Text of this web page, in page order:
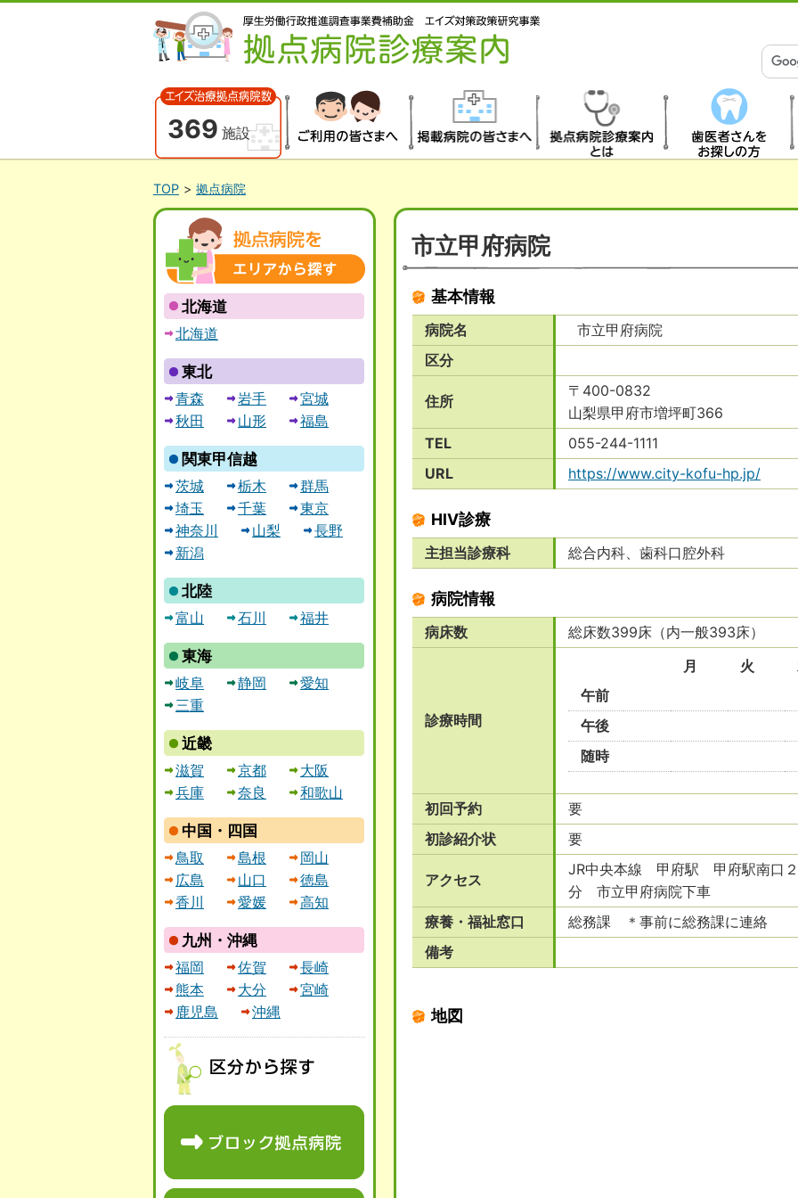
369 施設
TOP 拠点病院
市立甲府病院
基本情報
病院名
市立甲府病院
区分
住所
〒400-0832
山梨県甲府市増坪町366
TEL
055-244-1111
URL
https://www.city-kofu-hp.jp/
HIV診療
主担当診療科 総合内科、歯科口腔外科
病院情報
病床数 総床数399床（内一般393床）
診療時間
月 火
午前
午後
随時
初回予約
要
初診紹介状
要
アクセス
JR中央本線 甲府駅 甲府駅南口２
分 市立甲府病院下車
療養・福祉窓口
総務課 ＊事前に総務課に連絡
備考
地図
エリアから探す
北海道
北海道
東北
青森
岩手
宮城
秋田
山形 福島
関東甲信越
茨城
栃木
群馬
埼玉
千葉
東京
神奈川
山梨
長野
新潟
北陸
富山
石川 福井
東海
岐阜
静岡
愛知
三重
近畿
滋賀
京都
大阪
兵庫
奈良 和歌山
中国・四国
鳥取
島根
岡山
広島
山口
徳島
香川
愛媛 高知
九州・沖縄
福岡
佐賀
長崎
熊本
大分
宮崎
鹿児島
沖縄
区分から探す
ブロック拠点病院